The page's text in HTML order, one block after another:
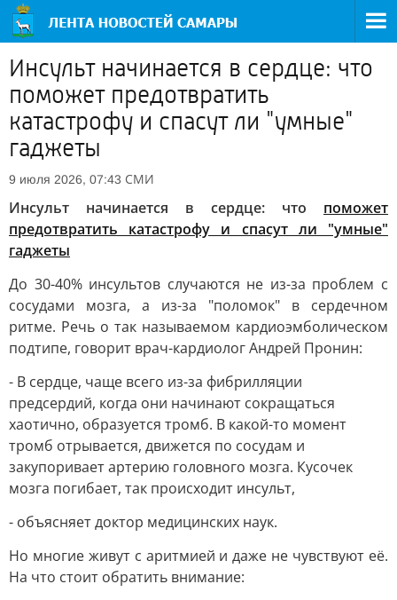
Инсульт начинается в сердце: что
поможет предотвратить
катастрофу и спасут ли "умные"
гаджеты
9 июля 2026, 07:43 СМИ
Инсульт начинается в сердце: что поможет
предотвратить катастрофу и спасут ли "умные"
гаджеты
До 30-40% инсультов случаются не из-за проблем с
сосудами мозга, а из-за "поломок" в сердечном
ритме. Речь о так называемом кардиоэмболическом
подтипе, говорит врач-кардиолог Андрей Пронин:
- В сердце, чаще всего из-за фибрилляции
предсердий, когда они начинают сокращаться
хаотично, образуется тромб. В какой-то момент
тромб отрывается, движется по сосудам и
закупоривает артерию головного мозга. Кусочек
мозга погибает, так происходит инсульт,
- объясняет доктор медицинских наук.
Но многие живут с аритмией и даже не чувствуют её.
На что стоит обратить внимание: